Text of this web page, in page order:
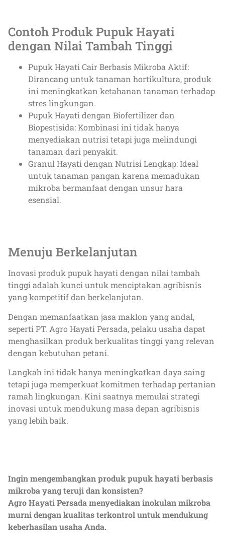
Contoh Produk Pupuk Hayati
dengan Nilai Tambah Tinggi
Pupuk Hayati Cair Berbasis Mikroba Aktif:
Dirancang untuk tanaman hortikultura, produk
ini meningkatkan ketahanan tanaman terhadap
stres lingkungan.
Pupuk Hayati dengan Biofertilizer dan
Biopestisida: Kombinasi ini tidak hanya
menyediakan nutrisi tetapi juga melindungi
tanaman dari penyakit.
Granul Hayati dengan Nutrisi Lengkap: Ideal
untuk tanaman pangan karena memadukan
mikroba bermanfaat dengan unsur hara
esensial.
Menuju Berkelanjutan
Inovasi produk pupuk hayati dengan nilai tambah
tinggi adalah kunci untuk menciptakan agribisnis
yang kompetitif dan berkelanjutan.
Dengan memanfaatkan jasa maklon yang andal,
seperti PT. Agro Hayati Persada, pelaku usaha dapat
menghasilkan produk berkualitas tinggi yang relevan
dengan kebutuhan petani.
Langkah ini tidak hanya meningkatkan daya saing
tetapi juga memperkuat komitmen terhadap pertanian
ramah lingkungan. Kini saatnya memulai strategi
inovasi untuk mendukung masa depan agribisnis
yang lebih baik.
Ingin mengembangkan produk pupuk hayati berbasis
mikroba yang teruji dan konsisten?
Agro Hayati Persada menyediakan inokulan mikroba
murni dengan kualitas terkontrol untuk mendukung
keberhasilan usaha Anda.